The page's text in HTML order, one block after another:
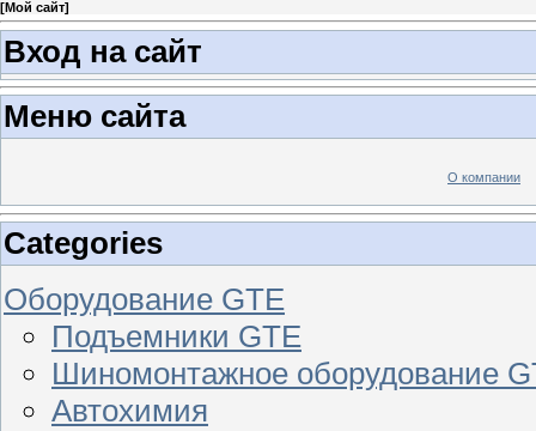
[Мой сайт]
Вход на сайт
Меню сайта
О компании
Categories
Оборудование GTE
Подъемники GTE
Шиномонтажное оборудование
Автохимия